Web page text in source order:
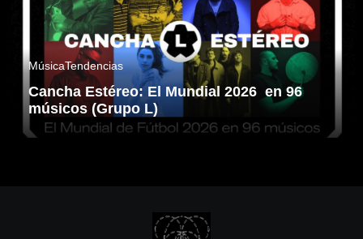
MúsicaTendencias
Cancha Estéreo: El Mundial 2026 en 96
músicos (Grupo L)